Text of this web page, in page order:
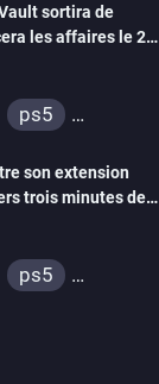
sortira de
les affaires le 2
ps5
son extension
trois minutes de
ps5